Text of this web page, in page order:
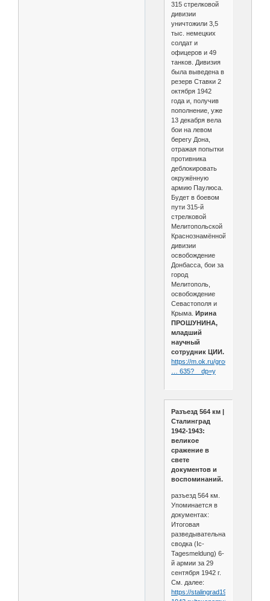
315 стрелковой
дивизии
уничтожили 3,5
тыс. немецких
солдат и
офицеров и 49
танков. Дивизия
была выведена в
резерв Ставки 2
октября 1942
года и, получив
пополнение, уже
13 декабря вела
бои на левом
берегу Дона,
отражая попытки
противника
деблокировать
окружённую
армию Паулюса.
Будет в боевом
пути 315-й
стрелковой
Мелитопольской
Краснознамённой
дивизии
освобождение
Донбасса, бои за
город
Мелитополь,
освобождение
Севастополя и
Крыма.
Ирина
ПРОШУНИНА,
младший
научный
сотрудник ЦИИ.
https://m.ok.ru/group/
… 635?__dp=y
Разъезд 564 км |
Сталинград
1942-1943:
великое
сражение в
свете
документов и
воспоминаний.
разъезд 564 км.
Упоминается в
документах:
Итоговая
разведывательная
сводка (Iс-
Tagesmeldung) 6-
й армии за 29
сентября 1942 г.
См. далее:
https://stalingrad1942-